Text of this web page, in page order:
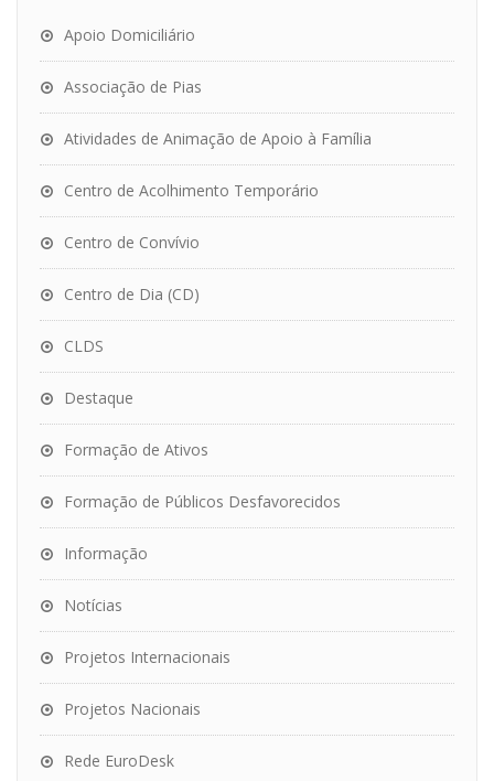
Apoio Domiciliário
Associação de Pias
Atividades de Animação de Apoio à Família
Centro de Acolhimento Temporário
Centro de Convívio
Centro de Dia (CD)
CLDS
Destaque
Formação de Ativos
Formação de Públicos Desfavorecidos
Informação
Notícias
Projetos Internacionais
Projetos Nacionais
Rede EuroDesk